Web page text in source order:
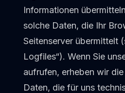
Informationen
solche Daten, die Ihr
Seitenserver übermittelt
Logfiles“). Wenn Sie
aufrufen, erheben wir
Daten, die für uns